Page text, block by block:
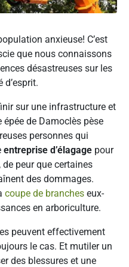
anxieuse! C’est
que nous connaissons
désastreuses sur les
sur une infrastructure et
de Damoclès pèse
personnes qui
entreprise d’élagage pour
peur que certaines
des dommages.
coupe de branches eux-
en arboriculture.
peuvent effectivement
le cas. Et mutiler un
des blessures et une